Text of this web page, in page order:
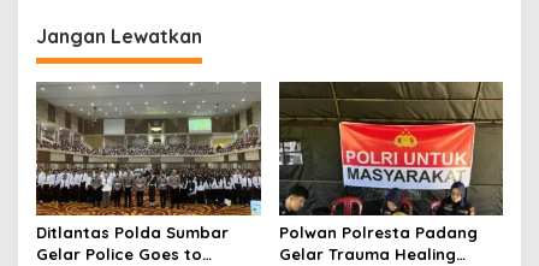
a
s
i
p
o
s
Jangan Lewatkan
Ditlantas Polda Sumbar
Gelar Police Goes to
Polwan Polresta Padang
Gelar Trauma Healing